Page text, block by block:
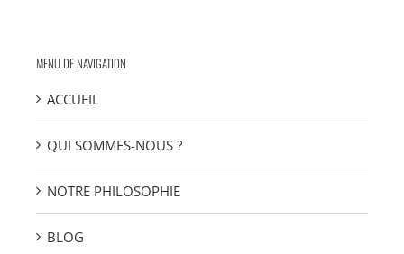
MENU DE NAVIGATION
ACCUEIL
QUI SOMMES-NOUS ?
NOTRE PHILOSOPHIE
BLOG